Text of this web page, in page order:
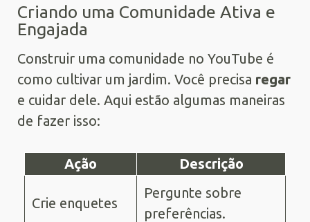
Criando uma Comunidade Ativa e
Engajada
Construir uma comunidade no YouTube é
como cultivar um jardim. Você precisa regar
e cuidar dele. Aqui estão algumas maneiras
de fazer isso:
Ação Descrição
Crie enquetes
Pergunte sobre
preferências.